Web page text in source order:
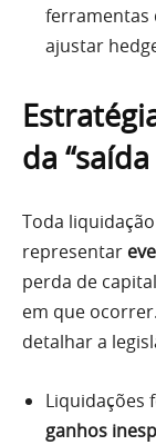
ferramentas
ajustar
da
Toda
representar
perda de
em que
detalhar a
Liquidações
ganhos